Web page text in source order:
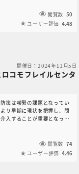
紹介します。さらに、OABが
ぼす影響や、OAB治療に伴う
ーや総抗コリン負荷の問題、
ければ幸いです。本コンテ
い合わせは、6NC共通教育
）までご連絡く
閲覧数 50
ユーザー評価 4.48
開催日：2024年11月5日
コモフレイルセンタ
策は喫緊の課題となってい
り早期に現状を把握し、問
入することが重要となって
診断について概説する。ま
長寿医療研究センターのロコ
ターが行っているいる外来診
閲覧数 74
ユーザー評価 4.46